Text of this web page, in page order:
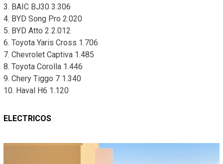
3. BAIC BJ30 3.306
4. BYD Song Pro 2.020
5. BYD Atto 2 2.012
6. Toyota Yaris Cross 1.706
7. Chevrolet Captiva 1.485
8. Toyota Corolla 1.446
9. Chery Tiggo 7 1.340
10. Haval H6 1.120
ELECTRICOS